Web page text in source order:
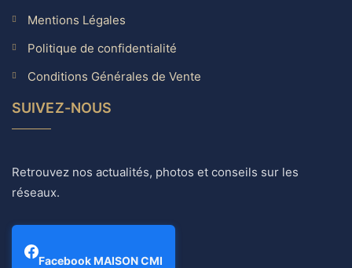
Mentions Légales
Politique de confidentialité
Conditions Générales de Vente
SUIVEZ-NOUS
Retrouvez nos actualités, photos et conseils sur les
réseaux.
Facebook MAISON CMI